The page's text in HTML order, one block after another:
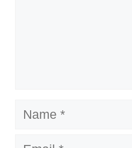
Name
Email